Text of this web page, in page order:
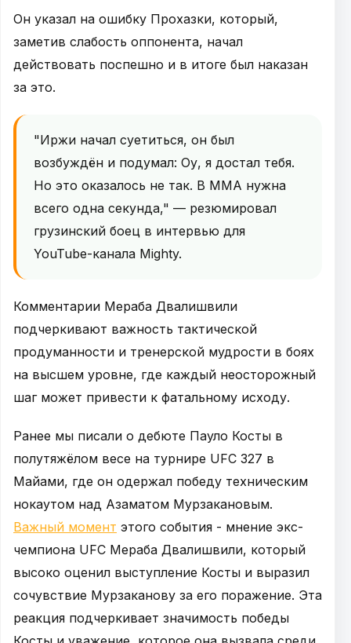
Он указал на ошибку Прохазки, который,
заметив слабость оппонента, начал
действовать поспешно и в итоге был наказан
за это.
"Иржи начал суетиться, он был
возбуждён и подумал: Оу, я достал тебя.
Но это оказалось не так. В MMA нужна
всего одна секунда," — резюмировал
грузинский боец в интервью для
YouTube-канала Mighty.
Комментарии Мераба Двалишвили
подчеркивают важность тактической
продуманности и тренерской мудрости в боях
на высшем уровне, где каждый неосторожный
шаг может привести к фатальному исходу.
Ранее мы писали о дебюте Пауло Косты в
полутяжёлом весе на турнире UFC 327 в
Майами, где он одержал победу техническим
нокаутом над Азаматом Мурзакановым.
Важный момент этого события - мнение экс-
чемпиона UFC Мераба Двалишвили, который
высоко оценил выступление Косты и выразил
сочувствие Мурзаканову за его поражение. Эта
реакция подчеркивает значимость победы